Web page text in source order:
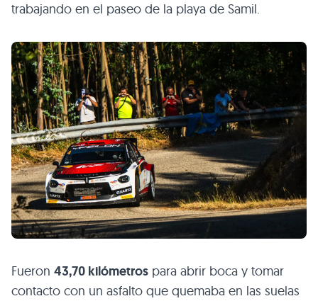
trabajando en el paseo de la playa de Samil.
Fueron 43,70 kilómetros para abrir boca y tomar
contacto con un asfalto que quemaba en las suelas